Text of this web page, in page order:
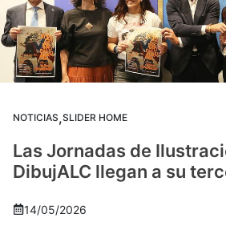
NOTICIAS,SLIDER HOME
Las Jornadas de
DibujALC llegan a su
14/05/2026